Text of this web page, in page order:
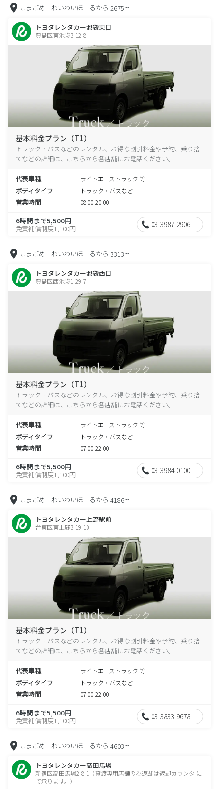
こまごめ わいわいほーるから 2675m
トヨタレンタカー池袋東口
豊島区東池袋3-12-8
基本料金プラン（T1）
トラック・バスなどのレンタル、お得な割引料金や予約、乗り捨
てなどの詳細は、こちらから各店舗にお電話ください。
代表車種 ライトエーストラック 等
ボディタイプ トラック・バスなど
営業時間 08:00-20:00
6時間まで5,500円
免責補償制度1,100円 03-3987-2906
こまごめ わいわいほーるから 3313m
トヨタレンタカー池袋西口
豊島区西池袋1-29-7
基本料金プラン（T1）
トラック・バスなどのレンタル、お得な割引料金や予約、乗り捨
てなどの詳細は、こちらから各店舗にお電話ください。
代表車種 ライトエーストラック 等
ボディタイプ トラック・バスなど
営業時間 07:00-22:00
6時間まで5,500円
免責補償制度1,100円 03-3984-0100
こまごめ わいわいほーるから 4186m
トヨタレンタカー上野駅前
台東区東上野3-19-10
基本料金プラン（T1）
トラック・バスなどのレンタル、お得な割引料金や予約、乗り捨
てなどの詳細は、こちらから各店舗にお電話ください。
代表車種 ライトエーストラック 等
ボディタイプ トラック・バスなど
営業時間 07:00-22:00
6時間まで5,500円
免責補償制度1,100円 03-3833-9678
こまごめ わいわいほーるから 4603m
トヨタレンタカー高田馬場
新宿区高田馬場2-8-1（貸渡専用店舗の為返却は返却カウンタ-に
て承ります。）